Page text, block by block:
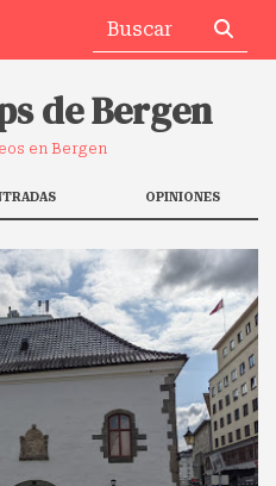
de Bergen
en Bergen
OPINIONES